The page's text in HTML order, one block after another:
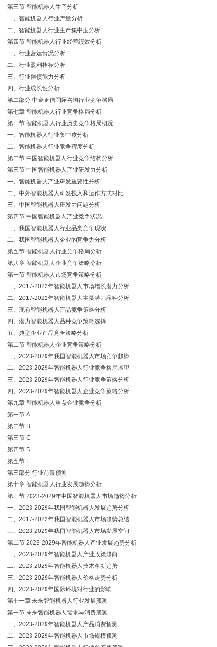
第三节 智能机器人生产分析
一、智能机器人行业产量分析
二、智能机器人行业生产集中度分析
第四节 智能机器人行业经营绩效分析
一、行业营运情况分析
二、行业盈利指标分析
三、行业偿债能力分析
四、行业成长性分析
第二部分 中金企信国际咨询行业竞争格局
第七章 智能机器人行业竞争格局分析
第一节 智能机器人行业历史竞争格局概况
一、智能机器人行业集中度分析
二、智能机器人行业竞争程度分析
第二节 中国智能机器人行业竞争结构分析
第三节 中国智能机器人产业研发力分析
一、智能机器人产业研发重要性分析
二、中外智能机器人研发投入和运作方式对比
三、中国智能机器人研发力问题分析
第四节 中国智能机器人产业竞争状况
一、我国智能机器人行业品类竞争现状
二、我国智能机器人企业的竞争力分析
第五节 智能机器人行业竞争格局分析
第八章 智能机器人企业竞争策略分析
第一节 智能机器人市场竞争策略分析
一、2017-2022年智能机器人市场增长潜力分析
二、2017-2022年智能机器人主要潜力品种分析
三、现有智能机器人产品竞争策略分析
四、潜力智能机器人品种竞争策略选择
五、典型企业产品竞争策略分析
第二节 智能机器人企业竞争策略分析
一、2023-2029年我国智能机器人市场竞争趋势
二、2023-2029年智能机器人行业竞争格局展望
三、2023-2029年智能机器人行业竞争策略分析
四、2023-2029年智能机器人企业竞争策略分析
第九章 智能机器人重点企业竞争分析
第一节 A
第二节 B
第三节 C
第四节 D
第五节 E
第三部分 行业前景预测
第十章 智能机器人行业发展趋势分析
第一节 2023-2029年中国智能机器人市场趋势分析
一、2023-2029年我国智能机器人发展趋势分析
二、2017-2022年我国智能机器人市场趋势总结
三、2023-2029年我国智能机器人市场发展空间
第二节 2023-2029年智能机器人产业发展趋势分析
一、2023-2029年智能机器人产业政策趋向
二、2023-2029年智能机器人技术革新趋势
三、2023-2029年智能机器人价格走势分析
四、2023-2029年国际环境对行业的影响
第十一章 未来智能机器人行业发展预测
第一节 未来智能机器人需求与消费预测
一、2023-2029年智能机器人产品消费预测
二、2023-2029年智能机器人市场规模预测